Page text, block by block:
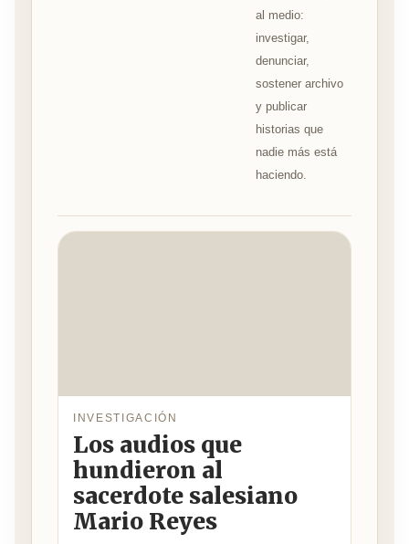
al medio:
investigar,
denunciar,
sostener archivo
y publicar
historias que
nadie más está
haciendo.
INVESTIGACIÓN
Los audios que
hundieron al
sacerdote salesiano
Mario Reyes